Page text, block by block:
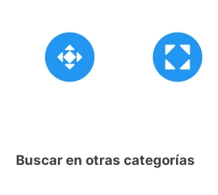
Buscar en otras categorías